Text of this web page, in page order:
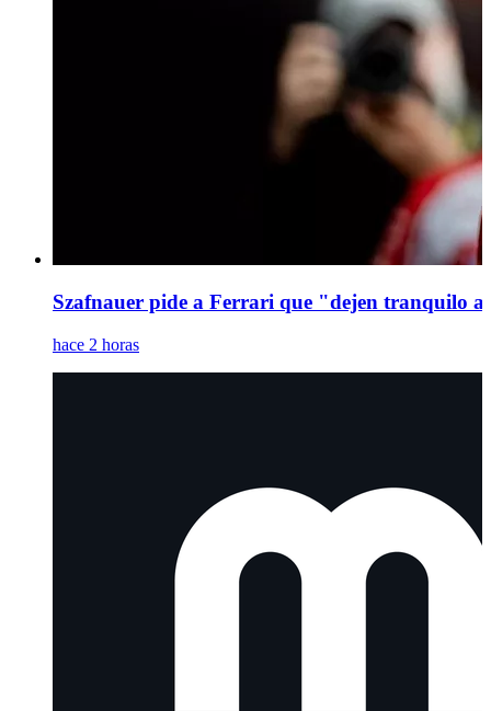
Szafnauer pide a Ferrari que "dejen tranquilo
hace 2 horas